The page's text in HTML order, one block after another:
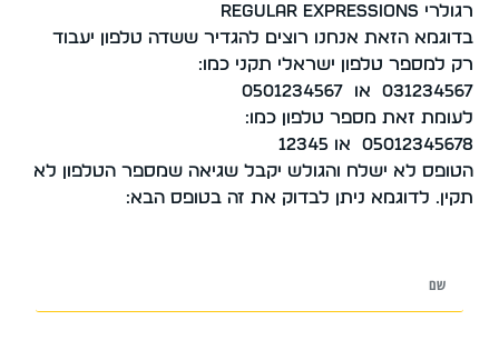
רגולרי Regular expressions
בדוגמא הזאת אנחנו רוצים להגדיר ששדה טלפון יעבוד
רק למספר טלפון ישראלי תקני כמו:
031234567 או 0501234567
לעומת זאת מספר טלפון כמו:
05012345678 או 12345
הטופס לא ישלח והגולש יקבל שגיאה שמספר הטלפון לא
תקין. לדוגמא ניתן לבדוק את זה בטופס הבא: